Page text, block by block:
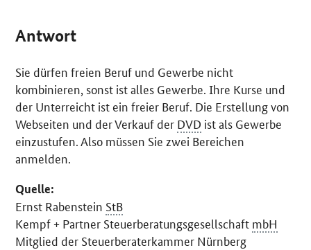
Antwort
Sie dürfen freien Beruf und Gewerbe nicht
kombinieren, sonst ist alles Gewerbe. Ihre Kurse und
der Unterreicht ist ein freier Beruf. Die Erstellung von
Webseiten und der Verkauf der DVD ist als Gewerbe
einzustufen. Also müssen Sie zwei Bereichen
anmelden.
Quelle:
Ernst Rabenstein StB
Kempf + Partner Steuerberatungsgesellschaft mbH
Mitglied der Steuerberaterkammer Nürnberg